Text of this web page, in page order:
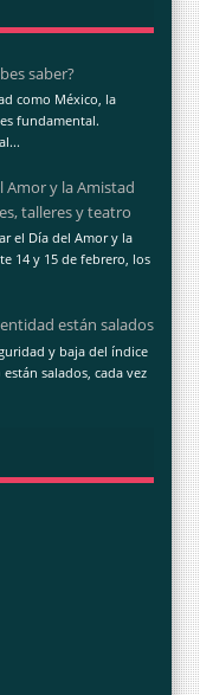
saber?
como México, la
fundamental.
Amor y la Amistad
talleres y teatro
el Día del Amor y la
14 y 15 de febrero, los
están salados
y baja del índice
salados, cada vez